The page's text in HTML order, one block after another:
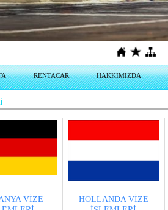
RENTACAR HAKKIMIZDA
VİZE
HOLLANDA VİZE